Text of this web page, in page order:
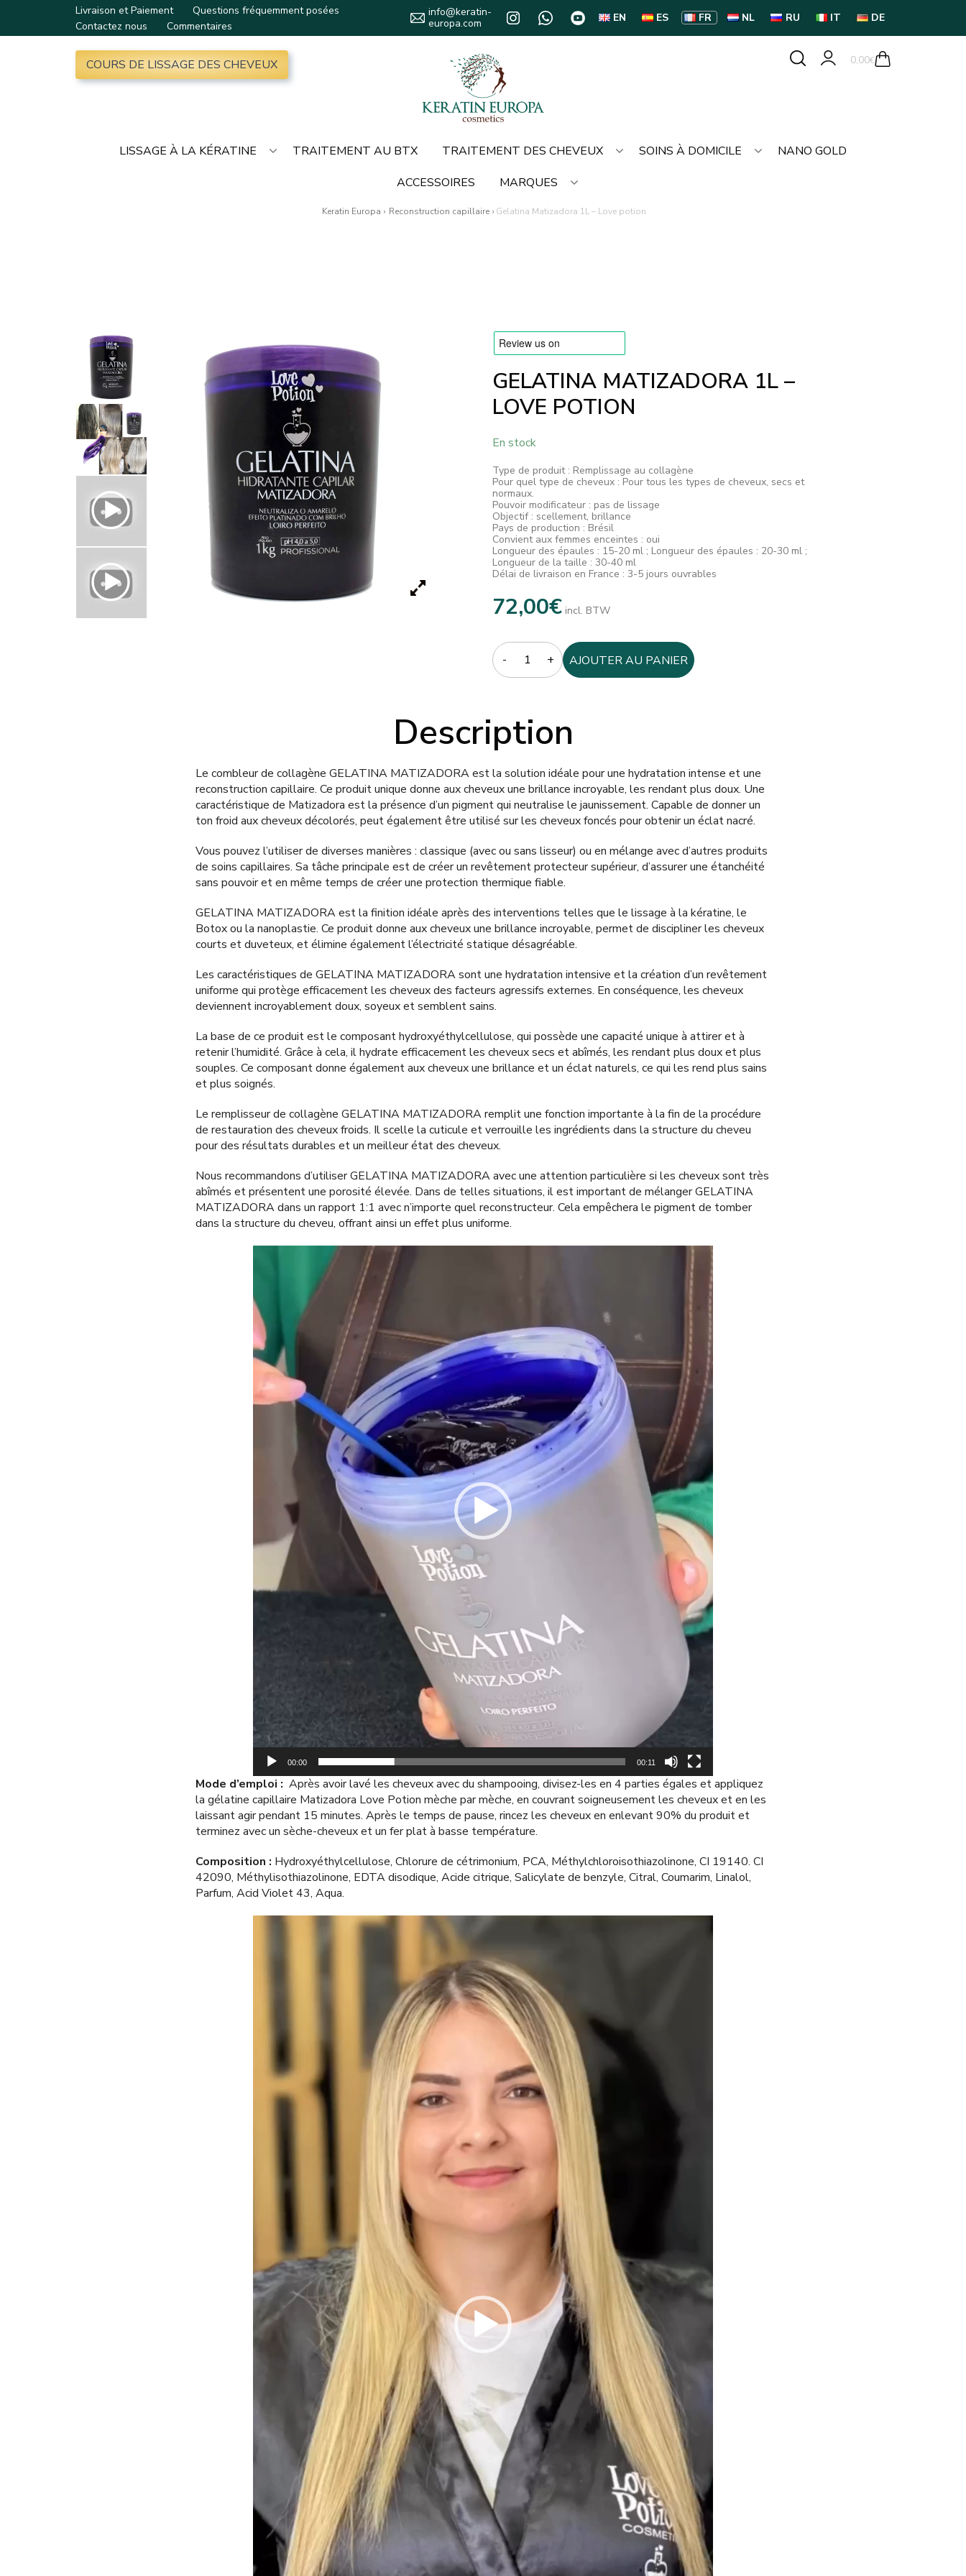
Livraison et Paiement
Questions fréquemment posées
Contactez nous
Commentaires
info@keratin-
europa.com
EN ES FR NL RU IT DE
COURS DE LISSAGE DES CHEVEUX 0,00€
LISSAGE À LA KÉRATINE TRAITEMENT AU BTX TRAITEMENT DES CHEVEUX SOINS À DOMICILE
NANO GOLD
ACCESSOIRES
MARQUES
Keratin Europa › Reconstruction capillaire › Gelatina Matizadora 1L – Love potion
GELATINA MATIZADORA 1L –
LOVE POTION
En stock
Type de produit : Remplissage au collagène
Pour quel type de cheveux : Pour tous les types de cheveux, secs et
normaux.
Pouvoir modificateur : pas de lissage
Objectif : scellement, brillance
Pays de production : Brésil
Convient aux femmes enceintes : oui
Longueur des épaules : 15-20 ml ; Longueur des épaules : 20-30 ml ;
Longueur de la taille : 30-40 ml
Délai de livraison en France : 3-5 jours ouvrables
72,00€ incl. BTW
Quantity
AJOUTER AU PANIER
Description
Le combleur de collagène GELATINA MATIZADORA est la solution idéale pour une hydratation intense et une
reconstruction capillaire. Ce produit unique donne aux cheveux une brillance incroyable, les rendant plus doux. Une
caractéristique de Matizadora est la présence d’un pigment qui neutralise le jaunissement. Capable de donner un
ton froid aux cheveux décolorés, peut également être utilisé sur les cheveux foncés pour obtenir un éclat nacré.
Vous pouvez l’utiliser de diverses manières : classique (avec ou sans lisseur) ou en mélange avec d’autres produits
de soins capillaires. Sa tâche principale est de créer un revêtement protecteur supérieur, d’assurer une étanchéité
sans pouvoir et en même temps de créer une protection thermique fiable.
GELATINA MATIZADORA est la finition idéale après des interventions telles que le lissage à la kératine, le
Botox ou la nanoplastie. Ce produit donne aux cheveux une brillance incroyable, permet de discipliner les cheveux
courts et duveteux, et élimine également l’électricité statique désagréable.
Les caractéristiques de GELATINA MATIZADORA sont une hydratation intensive et la création d’un revêtement
uniforme qui protège efficacement les cheveux des facteurs agressifs externes. En conséquence, les cheveux
deviennent incroyablement doux, soyeux et semblent sains.
La base de ce produit est le composant hydroxyéthylcellulose, qui possède une capacité unique à attirer et à
retenir l’humidité. Grâce à cela, il hydrate efficacement les cheveux secs et abîmés, les rendant plus doux et plus
souples. Ce composant donne également aux cheveux une brillance et un éclat naturels, ce qui les rend plus sains
et plus soignés.
Le remplisseur de collagène GELATINA MATIZADORA remplit une fonction importante à la fin de la procédure
de restauration des cheveux froids. Il scelle la cuticule et verrouille les ingrédients dans la structure du cheveu
pour des résultats durables et un meilleur état des cheveux.
Nous recommandons d’utiliser GELATINA MATIZADORA avec une attention particulière si les cheveux sont très
abîmés et présentent une porosité élevée. Dans de telles situations, il est important de mélanger GELATINA
MATIZADORA dans un rapport 1:1 avec n’importe quel reconstructeur. Cela empêchera le pigment de tomber
dans la structure du cheveu, offrant ainsi un effet plus uniforme.
00:00 00:11
Mode d’emploi : Après avoir lavé les cheveux avec du shampooing, divisez-les en 4 parties égales et appliquez
la gélatine capillaire Matizadora Love Potion mèche par mèche, en couvrant soigneusement les cheveux et en les
laissant agir pendant 15 minutes. Après le temps de pause, rincez les cheveux en enlevant 90% du produit et
terminez avec un sèche-cheveux et un fer plat à basse température.
Composition : Hydroxyéthylcellulose, Chlorure de cétrimonium, PCA, Méthylchloroisothiazolinone, CI 19140. CI
42090, Méthylisothiazolinone, EDTA disodique, Acide citrique, Salicylate de benzyle, Citral, Coumarim, Linalol,
Parfum, Acid Violet 43, Aqua.
Lecteur